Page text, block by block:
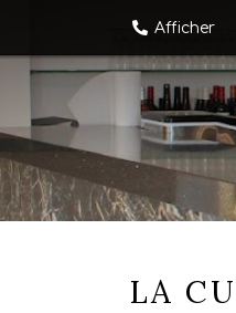
Afficher
LA